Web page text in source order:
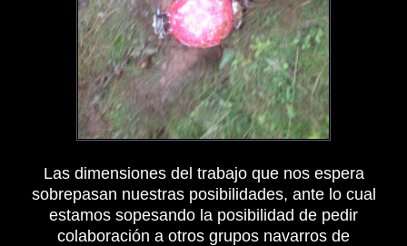
Las dimensiones del trabajo que nos espera
sobrepasan nuestras posibilidades, ante lo cual
estamos sopesando la posibilidad de pedir
colaboración a otros grupos navarros de